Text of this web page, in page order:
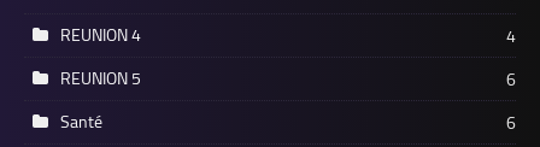
REUNION 4
4
REUNION 5
6
Santé
6